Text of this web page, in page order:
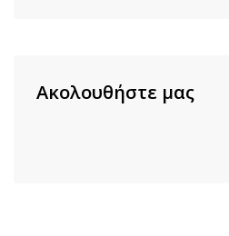
Ακολουθήστε μας